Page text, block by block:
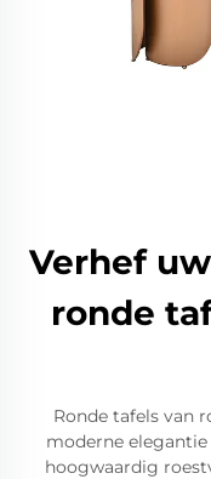
Verhef
ronde
Ronde tafels van
moderne
hoogwaardig